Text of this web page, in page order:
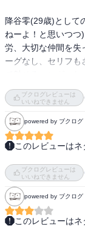
降谷零(29歳)として
ねーよ！と思いつ
労、大切な仲間を失
ーグなし、セリフ
ポアロでの梓さん
て、正に「降谷さん
ファンとしてドキド
ベルモットとユーモ
格的な和食を作り
ブテクは常軌を逸
まで優しい。いや、
ブクログレビューは
いいねできません
powered by ブクログ
このレビューはネ
安室透のスピンオ
いながら見始めたら
か分からない。あま
しかも少年零の過去
警察学校編どころか
ブクログレビューは
いいねできません
powered by ブクログ
このレビューはネ